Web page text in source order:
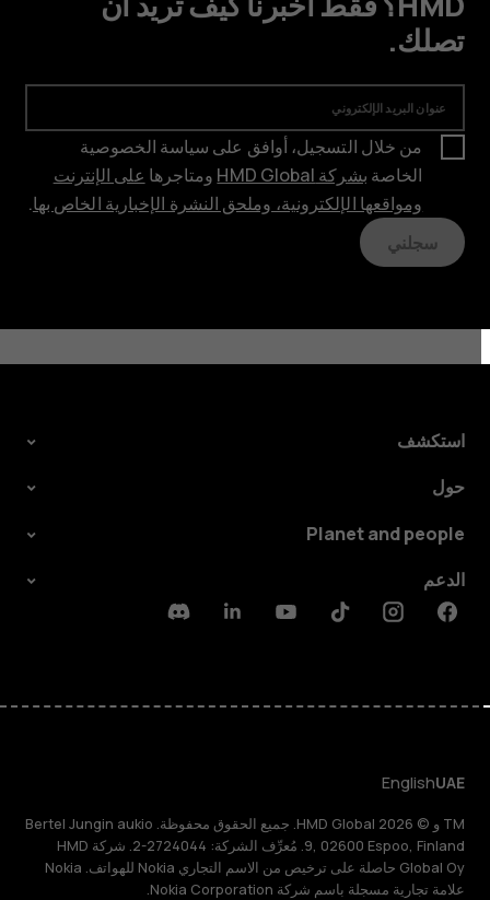
تصلك.
عنوان البريد الإلكتروني
من خلال التسجيل، أوافق على سياسة الخصوصية
الخاصةبشركة HMD Global ومتاجرهاعلى الإنترنت
ومواقعها الإلكترونية، وملحق النشرة الإخبارية الخاص بها.
سجلني
استكشف
حول
Planet and people
الدعم
Facebook
Instagram
Tiktok
Youtube
Linkedin
Discord
UAE
English
TM و © 2026 HMD Global. جميع الحقوق محفوظة. Bertel Jungin aukio
9, 02600 Espoo, Finland. مُعرِّف الشركة: 2724044-2. شركة HMD
Global Oy حاصلة على ترخيص من الاسم التجاري Nokia للهواتف. Nokia
علامة تجارية مسجلة باسم شركة Nokia Corporation.